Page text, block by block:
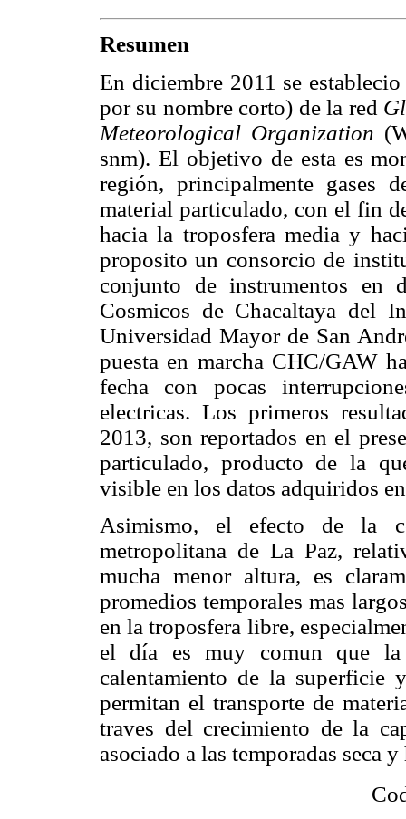
Resumen
En diciembre 2011 se
por su nombre corto) de la red
Meteorological Organization
snm). El objetivo de esta es
región, principalmente gases
material particulado, con el fin
hacia la troposfera media y
proposito un consorcio de
conjunto de instrumentos en
Cosmicos de Chacaltaya del
Universidad Mayor de San
puesta en marcha CHC/GAW
fecha con pocas
electricas. Los primeros
2013, son reportados en el
particulado, producto de la
visible en los datos adquiridos
Asimismo, el efecto de la
metropolitana de La Paz,
mucha menor altura, es
promedios temporales mas
en la troposfera libre,
el día es muy comun que la
calentamiento de la superficie
permitan el transporte de
traves del crecimiento de la
asociado a las temporadas seca